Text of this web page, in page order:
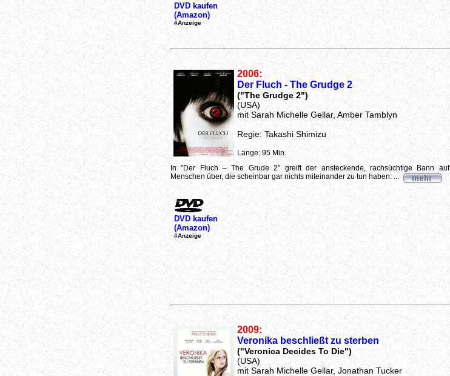
DVD kaufen
(Amazon)
#Anzeige
2006:
Der Fluch - The Grudge 2
("The Grudge 2")
(USA)
mit Sarah Michelle Gellar, Amber Tamblyn
Regie: Takashi Shimizu
Länge: 95 Min.
In "Der Fluch – The Grude 2" greift der ansteckende, rachsüchtige Bann auf
Menschen über, die scheinbar gar nichts miteinander zu tun haben: ...
DVD kaufen
(Amazon)
#Anzeige
2009:
Veronika beschließt zu sterben
("Veronica Decides To Die")
(USA)
mit Sarah Michelle Gellar, Jonathan Tucker